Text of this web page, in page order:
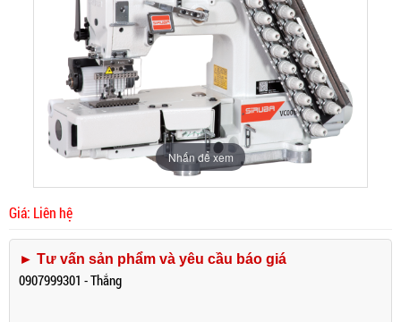
Nhấn để xem
Giá: Liên hệ
► Tư vấn sản phẩm và yêu cầu báo giá
0907999301 - Thắng